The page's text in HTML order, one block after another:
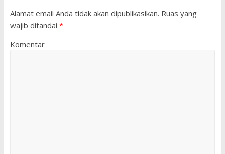
Alamat email Anda tidak akan dipublikasikan. Ruas yang
wajib ditandai *
Komentar